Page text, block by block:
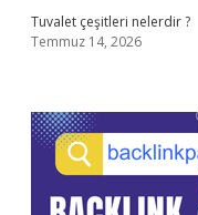
Tuvalet çeşitleri nelerdir ?
Temmuz 14, 2026